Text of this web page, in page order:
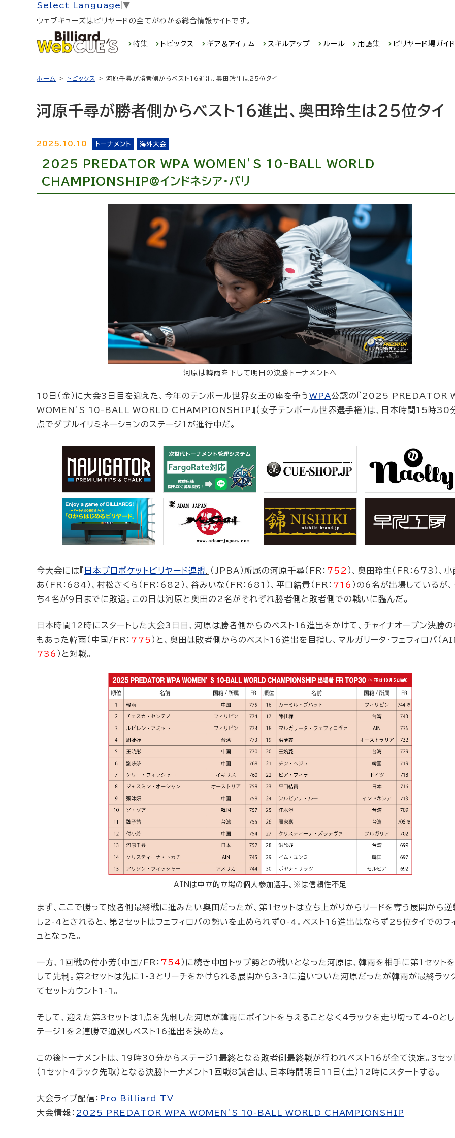
Select Language ▼
ウェブキューズはビリヤードの全てがわかる総合情報サイトです。
特集 トピックス ギア＆アイテム スキルアップ ルール 用語集 ビリヤード場ガイ
ホーム > トピックス > 河原千尋が勝者側からベスト16進出、奥田玲生は25位タイ
河原千尋が勝者側からベスト16進出、奥田玲生は25位タイ
2025.10.10 トーナメント 海外大会
2025 PREDATOR WPA WOMEN’S 10-BALL WORLD
CHAMPIONSHIP@インドネシア・バリ
河原は韓雨を下して明日の決勝トーナメントへ
10日（金）に大会3日目を迎えた、今年のテンボール世界女王の座を争う WPA公認の『2025 PREDATOR
WOMEN’S 10-BALL WORLD CHAMPIONSHIP』（女子テンボール世界選手権）は、日本時間15時30
点でダブルイリミネーションのステージ1が進行中だ。
今大会には『 日本プロポケットビリヤード連盟 』（JPBA）所属の河原千尋（FR： 752 ）、奥田玲生（FR：673）、
あ（FR：684）、村松さくら（FR：682）、谷みいな（FR：681）、平口結貴（FR： 716 ）の6名が出場しているが
ち4名が9日までに敗退。この日は河原と奥田の2名がそれぞれ勝者側と敗者側での戦いに臨んだ。
日本時間12時にスタートした大会3日目、河原は勝者側からのベスト16進出をかけて、チャイナオープン決勝
もあった韓雨（中国/FR： 775 ）と、奥田は敗者側からのベスト16進出を目指し、マルガリータ・フェフィロバ（
736 ）と対戦。
AINは中立的立場の個人参加選手。※は信頼性不足
まず、ここで勝って敗者側最終戦に進みたい奥田だったが、第1セットは立ち上がりからリードを奪う展開から
し2-4とされると、第2セットはフェフィロバの勢いを止められず0-4。ベスト16進出はならず25位タイでのフ
ュとなった。
一方、1回戦の付小芳（中国/FR： 754 ）に続き中国トップ勢との戦いとなった河原は、韓雨を相手に第1セット
して先制。第2セットは先に1-3とリーチをかけられる展開から3-3に追いついた河原だったが韓雨が最終ラッ
てセットカウント1-1。
そして、迎えた第3セットは1点を先制した河原が韓雨にポイントを与えることなく4ラックを走り切って4-0とし
テージ1を2連勝で通過しベスト16進出を決めた。
この後トーナメントは、19時30分からステージ1最終となる敗者側最終戦が行われベスト16が全て決定。3セッ
（1セット4ラック先取）となる決勝トーナメント1回戦8試合は、日本時間明日11日（土）12時にスタートする。
大会ライブ配信： Pro Billiard TV
大会情報： 2025 PREDATOR WPA WOMEN’S 10-BALL WORLD CHAMPIONSHIP